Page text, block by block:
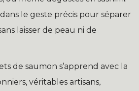
le geste précis pour séparer
laisser de peau ni de
de saumon s’apprend avec la
véritables artisans,